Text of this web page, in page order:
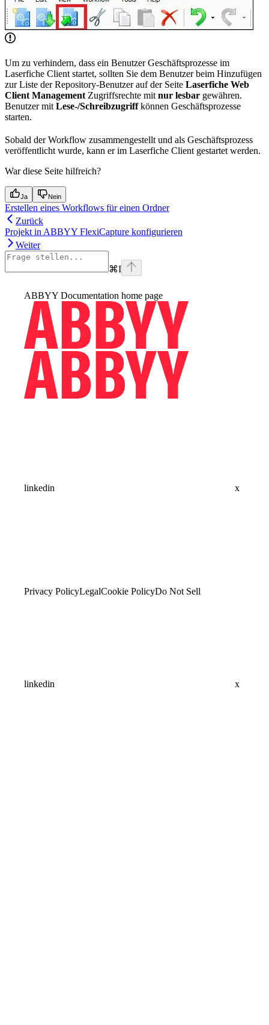
Um zu verhindern, dass ein Benutzer Geschäftsprozesse im
Laserfiche Client startet, sollten Sie dem Benutzer beim Hinzufügen
zur Liste der Repository-Benutzer auf der Seite Laserfiche Web
Client Management Zugriffsrechte mit nur lesbar gewähren.
Benutzer mit Lese-/Schreibzugriffkönnen Geschäftsprozesse
starten.
Sobald der Workflow zusammengestellt und als Geschäftsprozess
veröffentlicht wurde, kann er im Laserfiche Client gestartet werden.
War diese Seite hilfreich?
Ja Nein
Erstellen eines Workflows für einen Ordner
Zurück
Projekt in ABBYY FlexiCapture konfigurieren
Weiter
⌘I
ABBYY Documentation home page
linkedin x
Privacy PolicyLegalCookie PolicyDo Not Sell
linkedin x